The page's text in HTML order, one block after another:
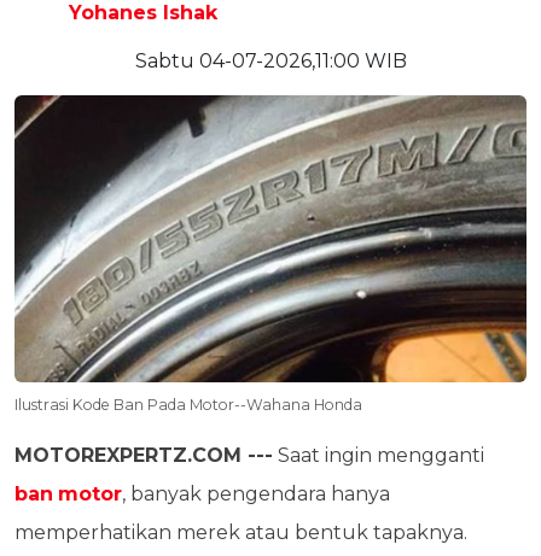
Yohanes Ishak
Sabtu 04-07-2026,11:00 WIB
Ilustrasi Kode Ban Pada Motor--Wahana Honda
MOTOREXPERTZ.COM --- Saat ingin mengganti
ban motor, banyak pengendara hanya
memperhatikan merek atau bentuk tapaknya.